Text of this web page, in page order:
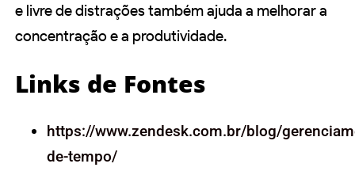
e livre de distrações também ajuda a melhorar a
concentração e a produtividade.
Links de Fontes
https://www.zendesk.com.br/blog/
de-tempo/